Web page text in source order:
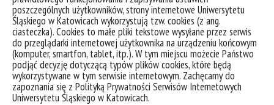
poszczególnych użytkowników, strony internetowe Uniwersytetu
Śląskiego w Katowicach wykorzystują tzw. cookies (z ang.
ciasteczka). Cookies to małe pliki tekstowe wysyłane przez serwis
do przeglądarki internetowej użytkownika na urządzeniu końcowym
(komputer, smartfon, tablet, itp.). W tym miejscu możecie Państwo
podjąć decyzję dotyczącą typów plików cookies, które będą
wykorzystywane w tym serwisie internetowym. Zachęcamy do
zapoznania się z Polityką Prywatności Serwisów Internetowych
Uniwersytetu Śląskiego w Katowicach.
zacieranie różnic płacowych są wdrażane w kolejnych
miejscach pracy? O walce zgender gap oraz innych
wyzwaniach, jakie stoją przed pracownikami oraz
pracowniczkami obecnego rynku pracy szczegółowo
opowie dr Gábor Mélypataki.
Wstęp na wydarzenia jest otwarty oraz nie wymaga
wcześniejszej rejestracji.